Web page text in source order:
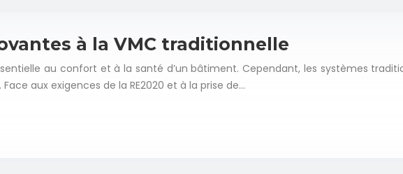
à la VMC traditionnelle
au confort et à la santé d’un bâtiment. Cependant, les systèmes
aux exigences de la RE2020 et à la prise de…